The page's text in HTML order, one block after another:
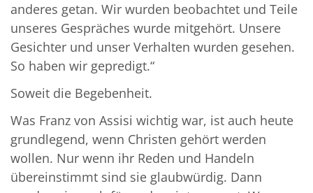
anderes getan. Wir wurden beobachtet und Teile
unseres Gespräches wurde mitgehört. Unsere
Gesichter und unser Verhalten wurden gesehen.
So haben wir gepredigt.“
Soweit die Begebenheit.
Was Franz von Assisi wichtig war, ist auch heute
grundlegend, wenn Christen gehört werden
wollen. Nur wenn ihr Reden und Handeln
übereinstimmt sind sie glaubwürdig. Dann